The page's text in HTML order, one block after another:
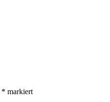
* markiert